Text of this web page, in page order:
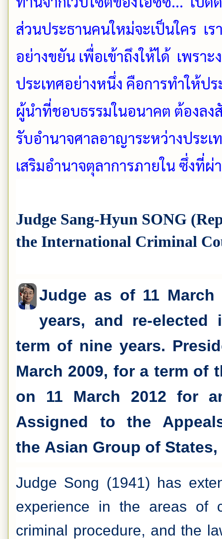
ส่วนประธานคนใหม่จะเป็นใคร เ
อย่างขยัน เพื่อเข้าถึงให้ได้ เพรา
ประเทศอย่างหนึ่ง คือการทำให้ปร
ผู้นำที่ชอบธรรมในอนาคต ต้องล
รับอำนาจศาลอาญาระหว่างประเ
เสริมอำนาจตุลาการภายใน ซึ่งที่
Judge Sang-Hyun SONG
the International Criminal
Judge as of 11
years, and re-
term of nine years.
March 2009, for a term of
on 11 March 2012 for
Assigned to the
the Asian Group of States,
Judge Song (1941) has
experience in the areas of
criminal procedure, and the